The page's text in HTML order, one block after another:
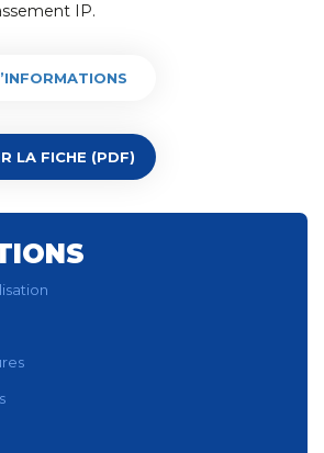
IP.
LA FICHE (PDF)